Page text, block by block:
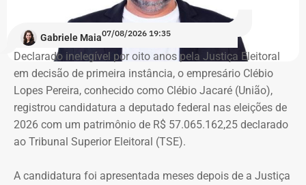
ocupantes chegou ao atual prédio depois de sofrer quatro
“Nós já sofremos quatro despejos. O objetivo da
ocupação é justamente dar ao imóvel uma função social
que atenda as necessidades básicas das famílias. Desde
que eu entrei no MLB nunca faltou comida. Só o que falta
mesmo é um teto, um lar para morar. Queremos fazer
valer um direito constitucional que nunca foi cumprido”
A Central de Movimentos Populares do Rio de Janeiro
Gabriele Maia07/08/2026 19:35
Declarado inelegível por oito anos pela Justiça Eleitoral
em decisão de primeira instância, o empresário Clébio
Lopes Pereira, conhecido como Clébio Jacaré (União),
registrou candidatura a deputado federal nas eleições de
2026 com um patrimônio de R$ 57.065.162,25 declarado
ao Tribunal Superior Eleitoral (TSE).
A candidatura foi apresentada meses depois de a Justiça